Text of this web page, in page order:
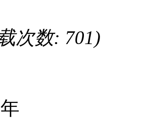
次数: 701)
年